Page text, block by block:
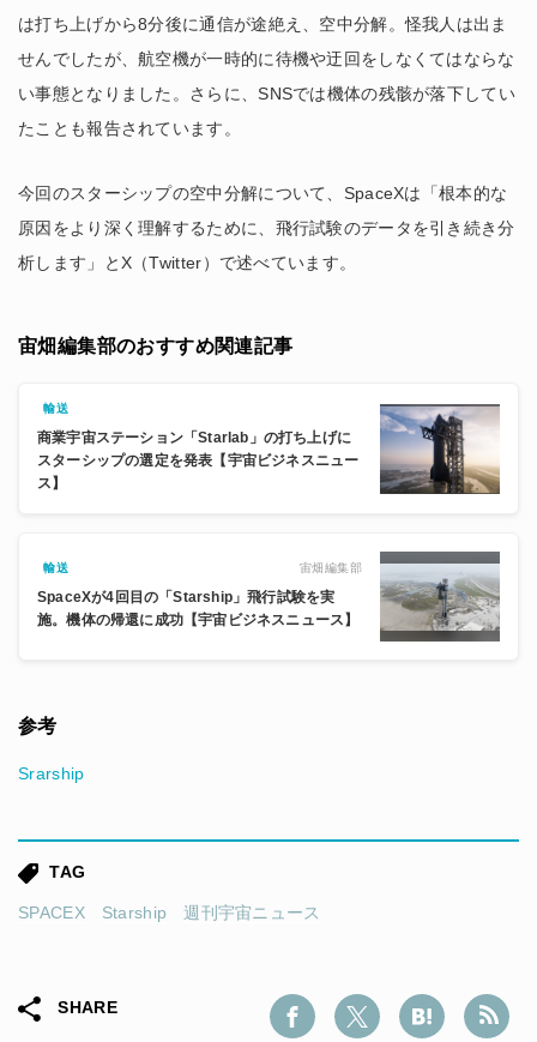
は打ち上げから8分後に通信が途絶え、空中分解。怪我人は出ま
せんでしたが、航空機が一時的に待機や迂回をしなくてはならな
い事態となりました。さらに、SNSでは機体の残骸が落下してい
たことも報告されています。
今回のスターシップの空中分解について、SpaceXは「根本的な
原因をより深く理解するために、飛行試験のデータを引き続き分
析します」とX（Twitter）で述べています。
宙畑編集部のおすすめ関連記事
輸送
商業宇宙ステーション「Starlab」の打ち上げに
スターシップの選定を発表【宇宙ビジネスニュー
ス】
輸送 宙畑編集部
SpaceXが4回目の「Starship」飛行試験を実
施。機体の帰還に成功【宇宙ビジネスニュース】
参考
Srarship
TAG
SPACEX Starship 週刊宇宙ニュース
SHARE